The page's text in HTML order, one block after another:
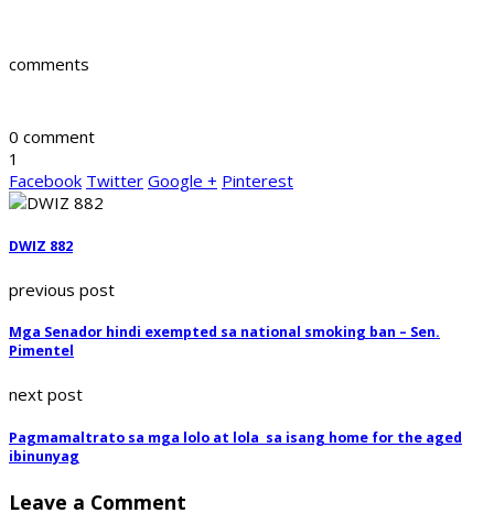
comments
0 comment
1
Facebook Twitter Google + Pinterest
DWIZ 882
previous post
Mga Senador hindi exempted sa national smoking ban – Sen.
Pimentel
next post
Pagmamaltrato sa mga lolo at lola sa isang home for the aged
ibinunyag
Leave a Comment